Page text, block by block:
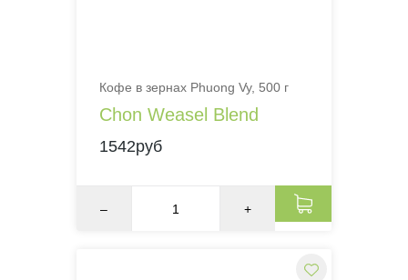
Кофе в зернах Phuong Vy, 500 г
Chon Weasel Blend
1542руб
– +